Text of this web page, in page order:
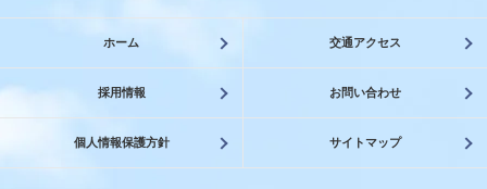
ホーム 交通アクセス
採用情報 お問い合わせ
個人情報保護方針 サイトマップ